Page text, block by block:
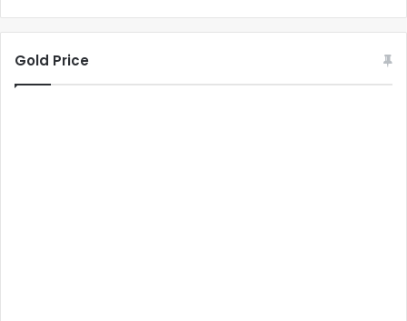
Gold Price